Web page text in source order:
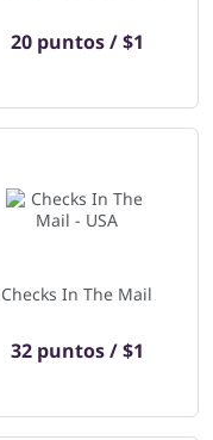
20 puntos / $1
Checks In The Mail
32 puntos / $1